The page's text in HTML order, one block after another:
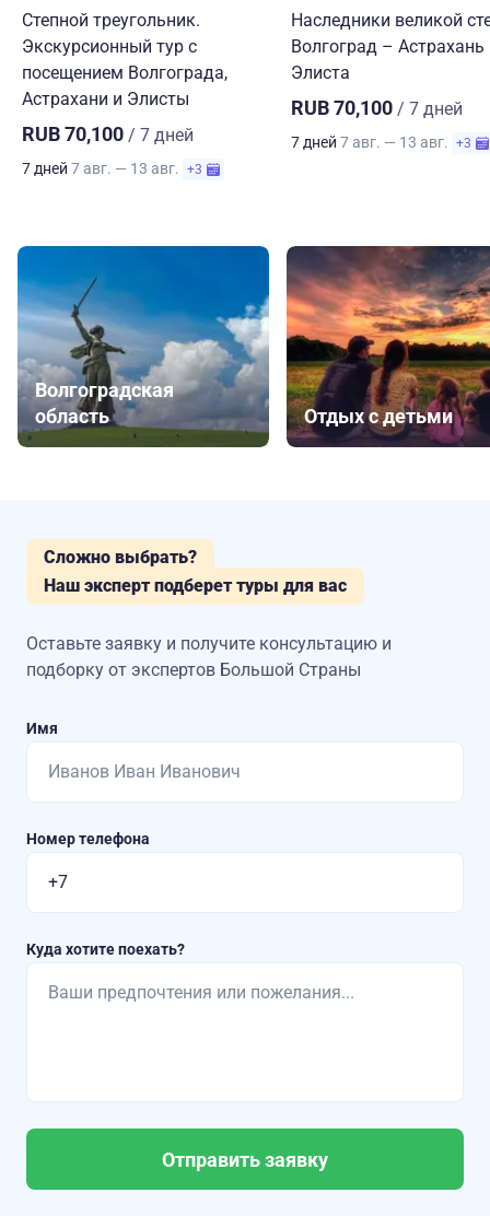
Степной треугольник.
Экскурсионный тур с
посещением Волгограда,
Астрахани и Элисты
RUB 70,100 / 7 дней
7 дней 7 авг. — 13 авг. +3
Наследники великой
Волгоград – Астрахань
Элиста
RUB 70,100 / 7 дней
7 дней 7 авг. — 13 авг. +3
Волгоградская
область
Отдых с детьми
Сложно выбрать?
Наш эксперт подберет туры для вас
Оставьте заявку и получите консультацию и
подборку от экспертов Большой Страны
Имя
Номер телефона
Куда хотите поехать?
Отправить заявку